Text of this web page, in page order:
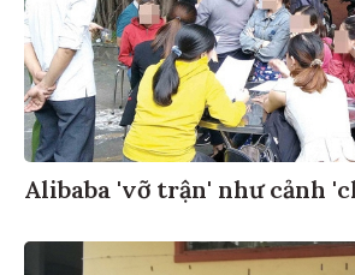
Alibaba 'vỡ trận' như cảnh